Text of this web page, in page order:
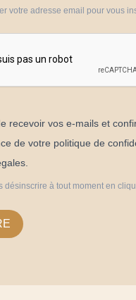
votre adresse email pour vous
recevoir vos e-mails et
de votre politique de
désinscrire à tout moment en